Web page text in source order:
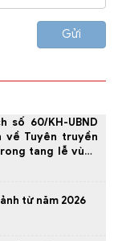
Gửi
số 60/KH-UBND
về Tuyên truyền
tang lễ vùng
giai đoạn 2021-
từ năm 2026